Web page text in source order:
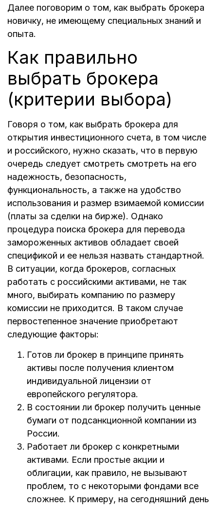
Далее поговорим о том, как выбрать брокера
новичку, не имеющему специальных знаний и
опыта.
Как правильно
выбрать брокера
(критерии выбора)
Говоря о том, как выбрать брокера для
открытия инвестиционного счета, в том числе
и российского, нужно сказать, что в первую
очередь следует смотреть смотреть на его
надежность, безопасность,
функциональность, а также на удобство
использования и размер взимаемой комиссии
(платы за сделки на бирже). Однако
процедура поиска брокера для перевода
замороженных активов обладает своей
спецификой и ее нельзя назвать стандартной.
В ситуации, когда брокеров, согласных
работать с российскими активами, не так
много, выбирать компанию по размеру
комиссии не приходится. В таком случае
первостепенное значение приобретают
следующие факторы:
Готов ли брокер в принципе принять
активы после получения клиентом
индивидуальной лицензии от
европейского регулятора.
В состоянии ли брокер получить ценные
бумаги от подсанкционной компании из
России.
Работает ли брокер с конкретными
активами. Если простые акции и
облигации, как правило, не вызывают
проблем, то с некоторыми фондами все
сложнее. К примеру, на сегодняшний день